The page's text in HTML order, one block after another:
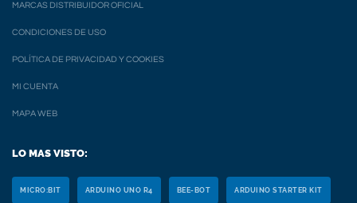
MARCAS DISTRIBUIDOR OFICIAL
CONDICIONES DE USO
POLÍTICA DE PRIVACIDAD Y COOKIES
MI CUENTA
MAPA WEB
LO MAS VISTO:
MICRO:BIT ARDUINO UNO R4 BEE-BOT ARDUINO STARTER KIT